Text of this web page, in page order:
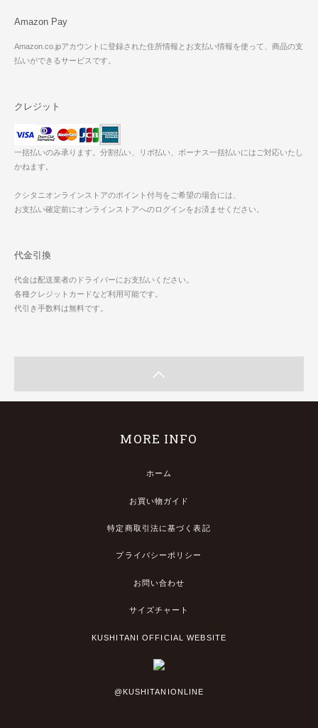
Amazon Pay
Amazon.co.jpアカウントに登録された住所情報とお支払い情報を使って、商品の支
払いができるサービスです。
クレジット
一括払いのみ承ります。分割払い、リボ払い、ボーナス一括払いにはご対応いたし
かねます。
クシタニオンラインストアのポイント付与をご希望の場合には、
お支払い確定前にオンラインストアへのログインをお済ませください。
代金引換
代金は配送業者のドライバーにお支払いください。
各種クレジットカードなど利用可能です。
代引き手数料は無料です。
MORE INFO
ホーム
お買い物ガイド
特定商取引法に基づく表記
プライバシーポリシー
お問い合わせ
サイズチャート
KUSHITANI OFFICIAL WEBSITE
@KUSHITANIONLINE